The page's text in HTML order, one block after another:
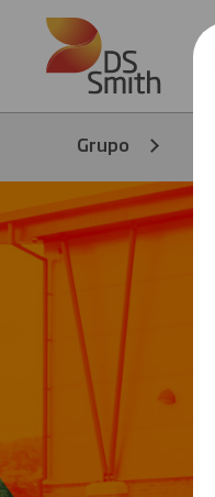
Skip to main content
Grupo